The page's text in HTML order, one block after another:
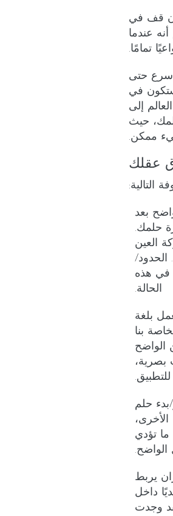
قف في
عندما
تمامًا.
حتى
في
إلى
حيث
ممكن.
عقلك
التالية:
بعد
حلمك.
العين
من النوم. الحدود/
في هذه
الحالة.
بلغة
بنا
الواضح
بصرية،
بدء حلم
واضح. باستخدام نص مثل هذا، أو تقنيات WILD أو MILD الأخرى،
ما تؤدي
الواضح.
يربط
داخل
وجدت